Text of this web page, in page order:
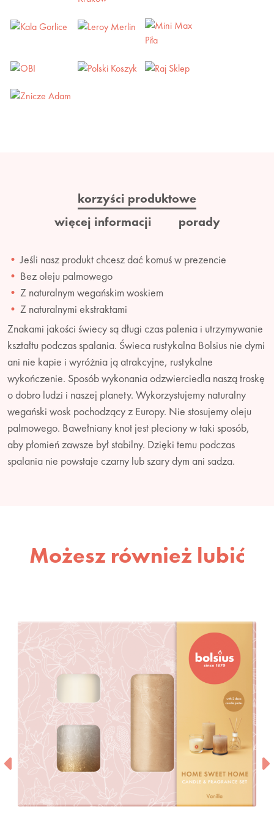
korzyści produktowe
więcej informacji
porady
Jeśli nasz produkt chcesz dać komuś w prezencie
Bez oleju palmowego
Z naturalnym wegańskim woskiem
Z naturalnymi ekstraktami
Znakami jakości świecy są długi czas palenia i utrzymywanie
kształtu podczas spalania. Świeca rustykalna Bolsius nie dymi
ani nie kapie i wyróżnia ją atrakcyjne, rustykalne
wykończenie. Sposób wykonania odzwierciedla naszą troskę
o dobro ludzi i naszej planety. Wykorzystujemy naturalny
wegański wosk pochodzący z Europy. Nie stosujemy oleju
palmowego. Bawełniany knot jest pleciony w taki sposób,
aby płomień zawsze był stabilny. Dzięki temu podczas
spalania nie powstaje czarny lub szary dym ani sadza.
Możesz również lubić